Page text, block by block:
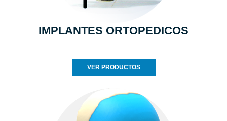
IMPLANTES ORTOPEDICOS
VER PRODUCTOS